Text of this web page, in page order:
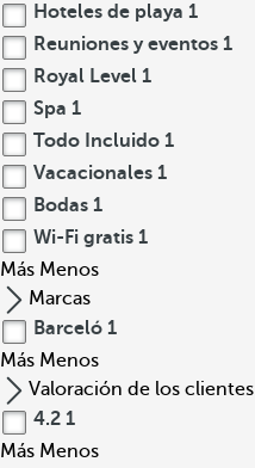
Hoteles de playa 1
Reuniones y eventos 1
Royal Level 1
Spa 1
Todo Incluido 1
Vacacionales 1
Bodas 1
Wi-Fi gratis 1
Más Menos
Marcas
Barceló 1
Más Menos
Valoración de los clientes
4.2 1
Más Menos